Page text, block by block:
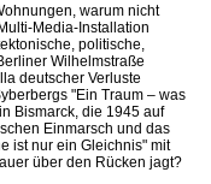
warum nicht
Media-Installation
politische,
Wilhelmstraße
deutscher Verluste
"Ein Traum – was
Bismarck, die 1945 auf
Einmarsch und das
ist nur ein Gleichnis" mit
über den Rücken jagt?